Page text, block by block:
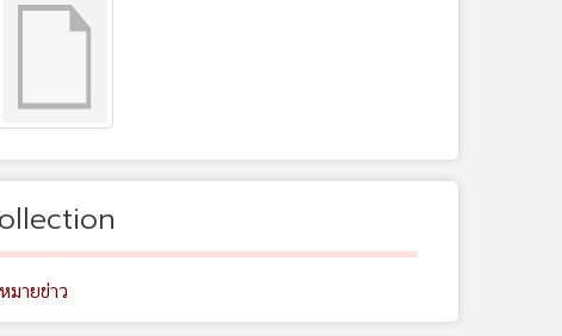
มายข่าว